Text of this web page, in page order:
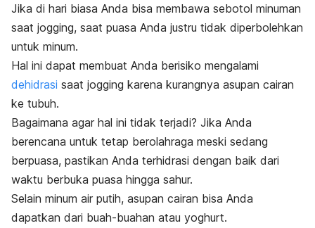
Jika di hari biasa Anda bisa membawa sebotol minuman
saat jogging, saat puasa Anda justru tidak diperbolehkan
untuk minum.
Hal ini dapat membuat Anda berisiko mengalami
dehidrasi saat jogging karena kurangnya asupan cairan
ke tubuh.
Bagaimana agar hal ini tidak terjadi? Jika Anda
berencana untuk tetap berolahraga meski sedang
berpuasa, pastikan Anda terhidrasi dengan baik dari
waktu berbuka puasa hingga sahur.
Selain minum air putih, asupan cairan bisa Anda
dapatkan dari buah-buahan atau yoghurt.